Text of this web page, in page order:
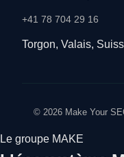
+41 78 704 29 16
Torgon, Valais,
© 2026 Make Your
Le groupe MAKE